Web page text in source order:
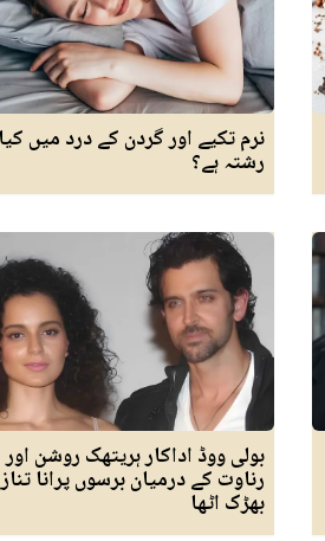
نرم تکیے اور گردن کے درد میں
رشتہ ہے؟
بولی ووڈ اداکار ہریتھک روشن اور
رناوت کے درمیان برسوں پرانا
بھڑک اٹھا